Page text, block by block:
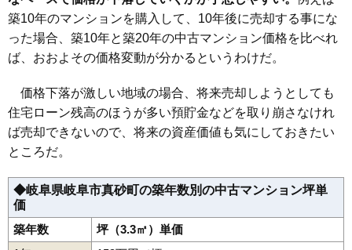
築10年のマンションを購入して、10年後に売却する事にな
った場合、築10年と築20年の中古マンション価格を比べれ
ば、おおよその価格変動が分かるというわけだ。
価格下落が激しい地域の場合、将来売却しようとしても
住宅ローン残高のほうが多い預貯金などを取り崩さなけれ
ば売却できないので、将来の資産価値も気にしておきたい
ところだ。
◆岐阜県岐阜市真砂町の築年数別の中古マンション坪単
価
築年数
坪（3.3㎡）単価